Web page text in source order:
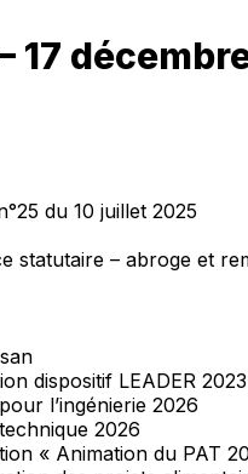
17
du 10 juillet 2025
statutaire – abroge et
dispositif LEADER
l’ingénierie 2026
2026
« Animation du PAT